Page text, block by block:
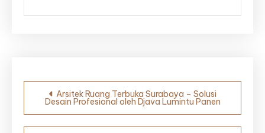
Navigasi
pos
Arsitek Ruang Terbuka Surabaya – Solusi
Desain Profesional oleh Djava Lumintu Panen